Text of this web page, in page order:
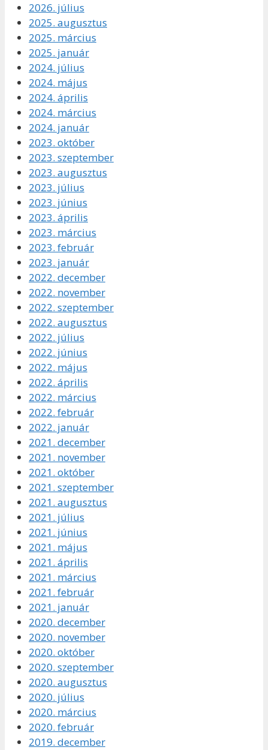
2026. július
2025. augusztus
2025. március
2025. január
2024. július
2024. május
2024. április
2024. március
2024. január
2023. október
2023. szeptember
2023. augusztus
2023. július
2023. június
2023. április
2023. március
2023. február
2023. január
2022. december
2022. november
2022. szeptember
2022. augusztus
2022. július
2022. június
2022. május
2022. április
2022. március
2022. február
2022. január
2021. december
2021. november
2021. október
2021. szeptember
2021. augusztus
2021. július
2021. június
2021. május
2021. április
2021. március
2021. február
2021. január
2020. december
2020. november
2020. október
2020. szeptember
2020. augusztus
2020. július
2020. március
2020. február
2019. december